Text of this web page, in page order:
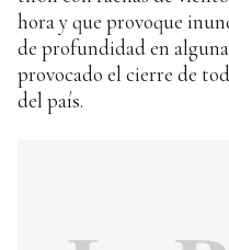
hora y que provoque
de profundidad en
provocado el cierre de
del país.